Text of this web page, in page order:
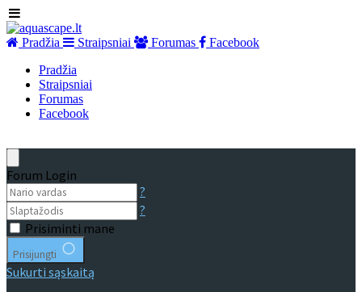
Pradžia Straipsniai Forumas
Facebook
Pradžia
Straipsniai
Forumas
Facebook
Forum Login
?
?
Prisiminti mane
Prisijungti
Sukurti sąskaitą